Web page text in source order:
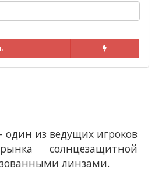
один из ведущих игроков
солнцезащитной
линзами.